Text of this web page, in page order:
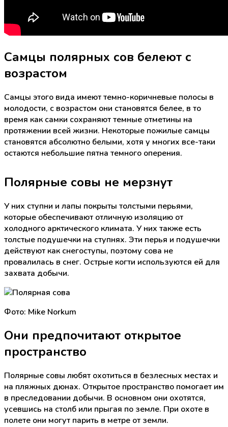
Самцы полярных сов белеют с
возрастом
Самцы этого вида имеют темно-коричневые полосы в
молодости, с возрастом они становятся белее, в то
время как самки сохраняют темные отметины на
протяжении всей жизни. Некоторые пожилые самцы
становятся абсолютно белыми, хотя у многих все-таки
остаются небольшие пятна темного оперения.
Полярные совы не мерзнут
У них ступни и лапы покрыты толстыми перьями,
которые обеспечивают отличную изоляцию от
холодного арктического климата. У них также есть
толстые подушечки на ступнях. Эти перья и подушечки
действуют как снегоступы, поэтому сова не
провалилась в снег. Острые когти используются ей для
захвата добычи.
Фото: Mike Norkum
Они предпочитают открытое
пространство
Полярные совы любят охотиться в безлесных местах и
на пляжных дюнах. Открытое пространство помогает им
в преследовании добычи. В основном они охотятся,
усевшись на столб или прыгая по земле. При охоте в
полете они могут парить в метре от земли.